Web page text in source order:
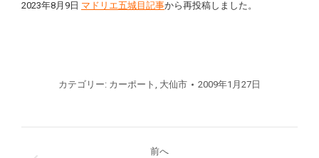
2023年8月9日 マドリエ五城目記事から再投稿しました。
カテゴリー: カーポート , 大仙市 2009年1月27日
前へ